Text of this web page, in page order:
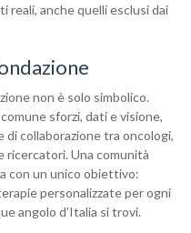
reali, anche quelli esclusi dai
non è solo simbolico.
sforzi, dati e visione,
di collaborazione tra oncologi,
ricercatori. Una comunità
con un unico obiettivo:
personalizzate per ogni
angolo d’Italia si trovi.